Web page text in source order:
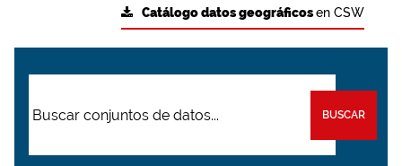
Catálogo datos geográficosen CSW
BUSCAR